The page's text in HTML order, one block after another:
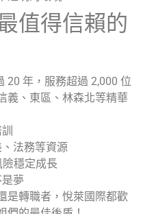
值得信賴的
20 年，服務超過 2,000 位
義、東區、林森北等精華
法務等資源
穩定成長
夢
是轉職者，悅萊國際都歡